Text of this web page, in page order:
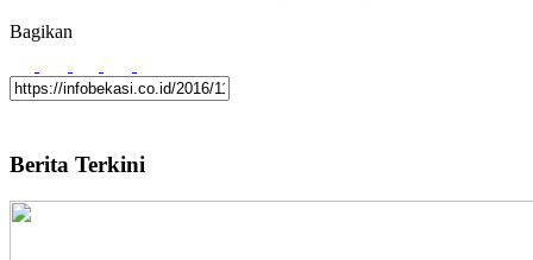
Bagikan
Berita Terkini